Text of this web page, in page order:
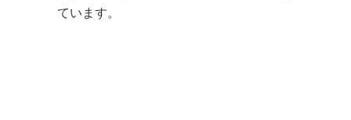
ています。